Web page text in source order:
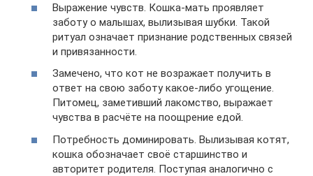
Выражение чувств. Кошка-мать проявляет
заботу о малышах, вылизывая шубки. Такой
ритуал означает признание родственных связей
и привязанности.
Замечено, что кот не возражает получить в
ответ на свою заботу какое-либо угощение.
Питомец, заметивший лакомство, выражает
чувства в расчёте на поощрение едой.
Потребность доминировать. Вылизывая котят,
кошка обозначает своё старшинство и
авторитет родителя. Поступая аналогично с